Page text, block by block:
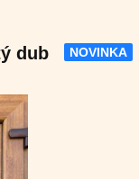
NOVINKA
dub